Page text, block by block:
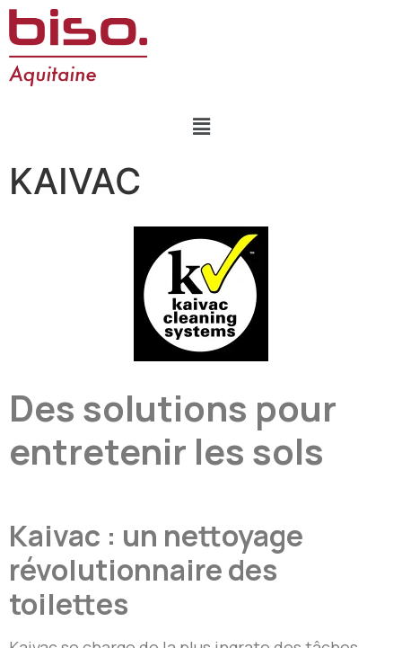
KAIVAC
Des solutions pour
entretenir les sols
Kaivac : un nettoyage
révolutionnaire des
toilettes